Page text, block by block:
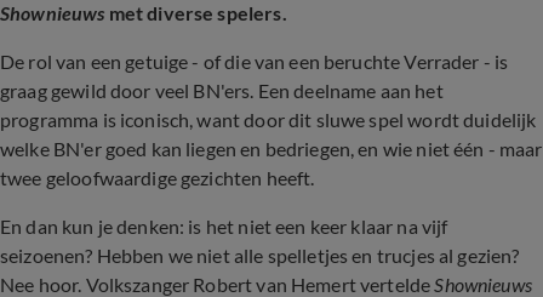
Shownieuws met diverse spelers.
De rol van een getuige - of die van een beruchte Verrader - is
graag gewild door veel BN'ers. Een deelname aan het
programma is iconisch, want door dit sluwe spel wordt duidelijk
welke BN'er goed kan liegen en bedriegen, en wie niet één - maar
twee geloofwaardige gezichten heeft.
En dan kun je denken: is het niet een keer klaar na vijf
seizoenen? Hebben we niet alle spelletjes en trucjes al gezien?
Nee hoor. Volkszanger Robert van Hemert verteldeShownieuws